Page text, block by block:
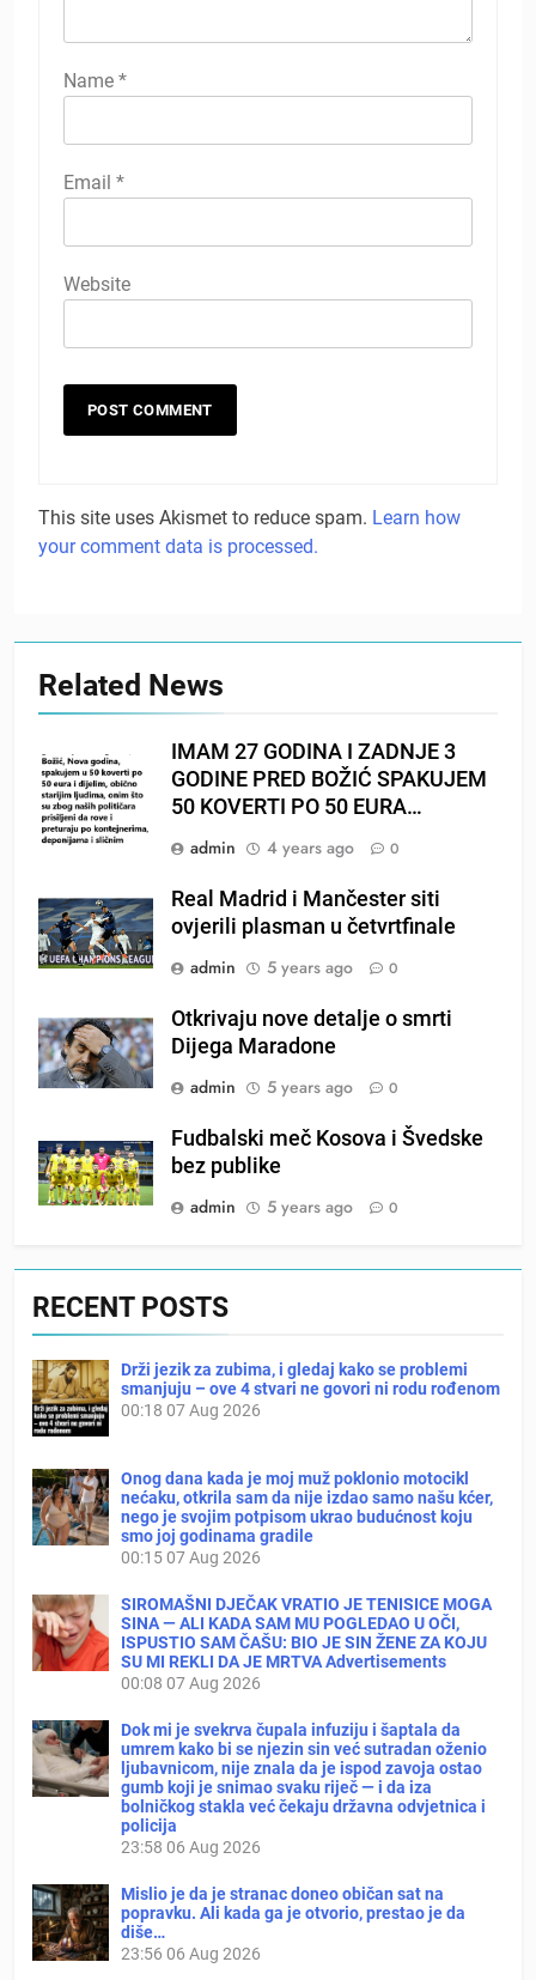
Name *
Email *
Website
This site uses Akismet to reduce spam. Learn how
your comment data is processed.
Related News
IMAM 27 GODINA I ZADNJE 3
GODINE PRED BOŽIĆ SPAKUJEM
50 KOVERTI PO 50 EURA…
admin
4 years ago 0
Real Madrid i Mančester siti
ovjerili plasman u četvrtfinale
admin
5 years ago 0
Otkrivaju nove detalje o smrti
Dijega Maradone
admin
5 years ago 0
Fudbalski meč Kosova i Švedske
bez publike
admin
5 years ago 0
RECENT POSTS
Drži jezik za zubima, i gledaj kako se problemi
smanjuju – ove 4 stvari ne govori ni rodu rođenom
00:18 07 Aug 2026
Onog dana kada je moj muž poklonio motocikl
nećaku, otkrila sam da nije izdao samo našu kćer,
nego je svojim potpisom ukrao budućnost koju
smo joj godinama gradile
00:1507 Aug 2026
SIROMAŠNI DJEČAK VRATIO JE TENISICE MOGA
SINA — ALI KADA SAM MU POGLEDAO U OČI,
ISPUSTIO SAM ČAŠU: BIO JE SIN ŽENE ZA KOJU
SU MI REKLI DA JE MRTVA Advertisements
00:08 07 Aug 2026
Dok mi je svekrva čupala infuziju i šaptala da
umrem kako bi se njezin sin već sutradan oženio
ljubavnicom, nije znala da je ispod zavoja ostao
gumb koji je snimao svaku riječ — i da iza
bolničkog stakla već čekaju državna odvjetnica i
policija
23:58 06 Aug 2026
Mislio je da je stranac doneo običan sat na
popravku. Ali kada ga je otvorio, prestao je da
diše…
23:56 06 Aug 2026